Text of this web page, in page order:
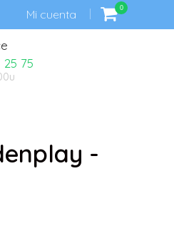
Mi cuenta 0
25 75
-